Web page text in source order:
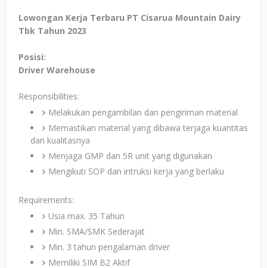
Lowongan Kerja Terbaru PT Cisarua Mountain Dairy
Tbk Tahun 2023
Posisi:
Driver Warehouse
Responsibilities:
Melakukan pengambilan dan pengiriman material
Memastikan material yang dibawa terjaga kuantitas
dan kualitasnya
Menjaga GMP dan 5R unit yang digunakan
Mengikuti SOP dan intruksi kerja yang berlaku
Requirements:
Usia max. 35 Tahun
Min. SMA/SMK Sederajat
Min. 3 tahun pengalaman driver
Memiliki SIM B2 Aktif